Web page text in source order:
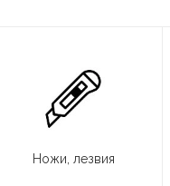
Ножи, лезвия